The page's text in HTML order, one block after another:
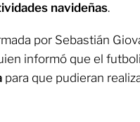
navideñas.
por Sebastián
informó que el
para que pudieran